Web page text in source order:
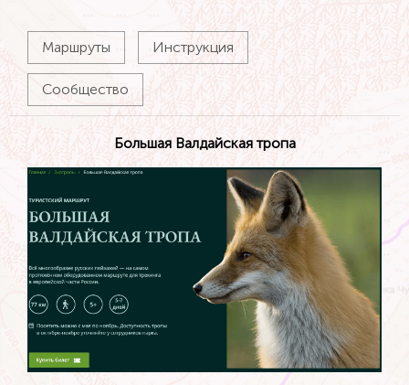
Маршруты Инструкция
Сообщество
Большая Валдайская тропа